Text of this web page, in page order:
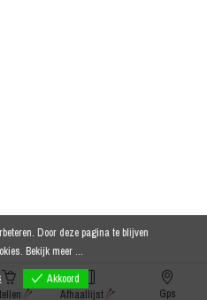
Afhaallijst Gps
Door deze pagina te blijven
Bekijk meer ...
Akkoord